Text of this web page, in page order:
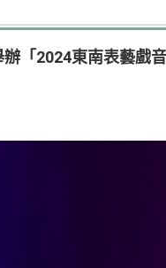
「2024東南表藝戲音